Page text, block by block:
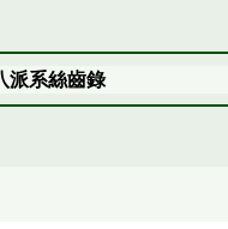
系絲齒錄